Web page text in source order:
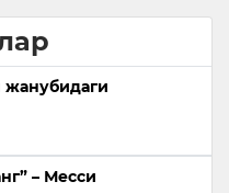
жанубидаги
– Месси